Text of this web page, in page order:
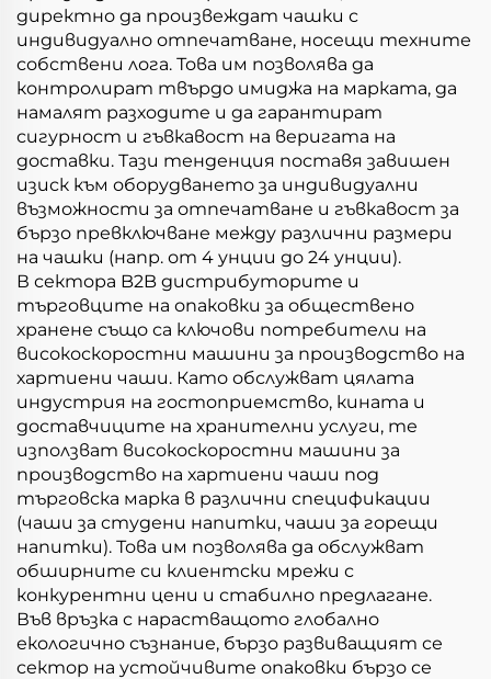
директно да произвеждат чашки с
индивидуално отпечатване, носещи техните
собствени лога. Това им позволява да
контролират твърдо имиджа на марката, да
намалят разходите и да гарантират
сигурност и гъвкавост на веригата на
доставки. Тази тенденция поставя завишен
изиск към оборудването за индивидуални
възможности за отпечатване и гъвкавост за
бързо превключване между различни размери
на чашки (напр. от 4 унции до 24 унции).
В сектора B2B дистрибуторите и
търговците на опаковки за обществено
хранене също са ключови потребители на
високоскоростни машини за производство на
хартиени чаши. Като обслужват цялата
индустрия на гостоприемство, кината и
доставчиците на хранителни услуги, те
използват високоскоростни машини за
производство на хартиени чаши под
търговска марка в различни спецификации
(чаши за студени напитки, чаши за горещи
напитки). Това им позволява да обслужват
обширните си клиентски мрежи с
конкурентни цени и стабилно предлагане.
Във връзка с нарастващото глобално
екологично съзнание, бързо развиващият се
сектор на устойчивите опаковки бързо се